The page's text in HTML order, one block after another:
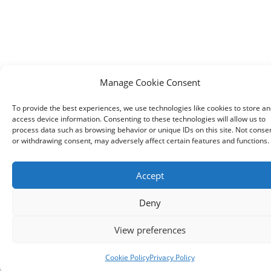
Manage Cookie Consent
To provide the best experiences, we use technologies like cookies to store
access device information. Consenting to these technologies will allow us to
process data such as browsing behavior or unique IDs on this site. Not
or withdrawing consent, may adversely affect certain features and functions.
Accept
Deny
View preferences
Cookie PolicyPrivacy Policy